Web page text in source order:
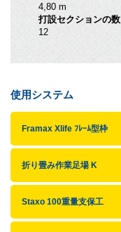
4,80 m
打設セクションの数
12
使用システム
Framax Xlife ﾌﾚｰﾑ型枠
折り畳み作業足場 K
Staxo 100重量支保工